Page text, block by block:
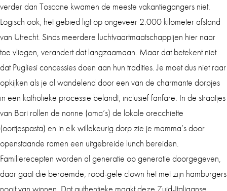
verder dan Toscane kwamen de meeste vakantiegangers niet.
Logisch ook, het gebied ligt op ongeveer 2.000 kilometer afstand
van Utrecht. Sinds meerdere luchtvaartmaatschappijen hier naar
toe vliegen, verandert dat langzaamaan. Maar dat betekent niet
dat Pugliesi concessies doen aan hun tradities. Je moet dus niet raar
opkijken als je al wandelend door een van de charmante dorpjes
in een katholieke processie belandt, inclusief fanfare. In de straatjes
van Bari rollen de nonne (oma’s) de lokale orecchiette
(oortjespasta) en in elk willekeurig dorp zie je mamma’s door
openstaande ramen een uitgebreide lunch bereiden.
Familierecepten worden al generatie op generatie doorgegeven,
daar gaat die beroemde, rood-gele clown het met zijn hamburgers